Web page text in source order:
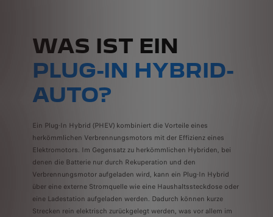
WAS IST EIN
PLUG-IN HYBRID-
AUTO?
Ein Plug-In Hybrid (PHEV) kombiniert die Vorteile eines
herkömmlichen Verbrennungsmotors mit der Effizienz eines
Elektromotors. Im Gegensatz zu herkömmlichen Hybriden, bei
denen die Batterie nur durch Rekuperation und den
Verbrennungsmotor aufgeladen wird, kann ein Plug-In Hybrid
über eine externe Stromquelle wie eine Haushaltssteckdose oder
eine Ladestation aufgeladen werden. Dadurch können kurze
Strecken rein elektrisch zurückgelegt werden, was vor allem im